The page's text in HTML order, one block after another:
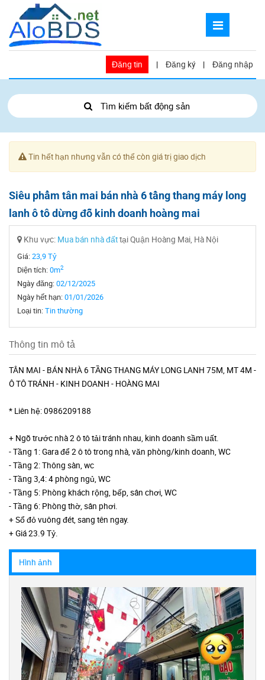
Đăng tin | Đăng ký | Đăng nhập
Tìm kiếm bất động sản
Tin hết hạn nhưng vẫn có thể còn giá trị giao dịch
Siêu phẩm tân mai bán nhà 6 tầng thang máy long
lanh ô tô dừng đỗ kinh doanh hoàng mai
Khu vực: Mua bán nhà đấttại Quận Hoàng Mai, Hà Nội
Giá:23,9 Tỷ
Diện tích:0m2
Ngày đăng:02/12/2025
Ngày hết hạn:01/01/2026
Loại tin:Tin thường
Thông tin mô tả
TÂN MAI - BÁN NHÀ 6 TẦNG THANG MÁY LONG LANH 75M, MT 4M -
Ô TÔ TRÁNH - KINH DOANH - HOÀNG MAI
* Liên hệ: 0986209188
+ Ngõ trước nhà 2 ô tô tải tránh nhau, kinh doanh sầm uất.
- Tầng 1: Gara để 2 ô tô trong nhà, văn phòng/kinh doanh, WC
- Tầng 2: Thông sàn, wc
- Tầng 3,4: 4 phòng ngủ, WC
- Tầng 5: Phòng khách rộng, bếp, sân chơi, WC
- Tầng 6: Phòng thờ, sân phơi.
+ Sổ đỏ vuông đét, sang tên ngay.
+ Giá 23.9 Tỷ.
Hình ảnh